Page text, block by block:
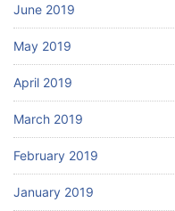
June 2019
May 2019
April 2019
March 2019
February 2019
January 2019